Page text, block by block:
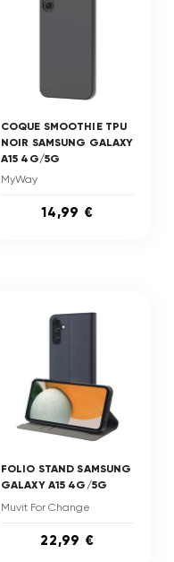
COQUE SMOOTHIE TPU
NOIR SAMSUNG GALAXY
A15 4G/5G
MyWay
14,99 €
FOLIO STAND SAMSUNG
GALAXY A15 4G/5G
Muvit For Change
22,99 €